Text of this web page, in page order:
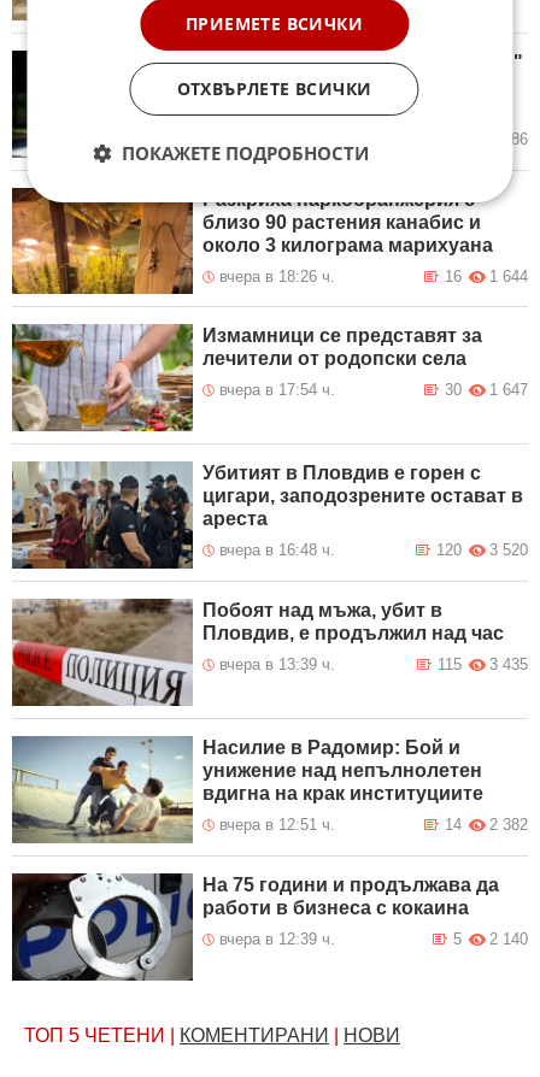
Задържаха Венци "Белия негър"
с 460 000 евро след гонка в
столичния кв. "Борово"
6 886
Разкриха наркооранжерия с
близо 90 растения канабис и
около 3 килограма марихуана
вчера в 18:26 ч. 1 644
16
Измамници се представят за
лечители от родопски села
вчера в 17:54 ч. 1 647
30
Убитият в Пловдив е горен с
цигари, заподозрените остават в
ареста
вчера в 16:48 ч. 3 520
120
Побоят над мъжа, убит в
Пловдив, е продължил над час
вчера в 13:39 ч. 3 435
115
Насилие в Радомир: Бой и
унижение над непълнолетен
вдигна на крак институциите
вчера в 12:51 ч. 2 382
14
На 75 години и продължава да
работи в бизнеса с кокаина
вчера в 12:39 ч. 2 140
5
ТОП 5 ЧЕТЕНИ КОМЕНТИРАНИ НОВИ
ПРИЕМЕТЕ ВСИЧКИ
ОТХВЪРЛЕТЕ ВСИЧКИ
ПОКАЖЕТЕ ПОДРОБНОСТИ